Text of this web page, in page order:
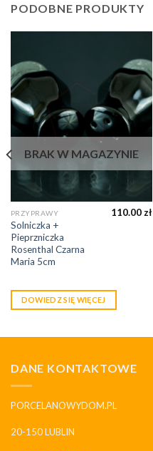
PODOBNE PRODUKTY
BRAK W MAGAZYNIE
PRZYPRAWY
Solniczka +
Pieprzniczka
Rosenthal Czarna
Maria 5cm
110.00zł
DOWIEDZ SIĘ WIĘCEJ
DANE KONTAKTOWE
PORCELANOWYDOM.PL
20-150 LUBLIN